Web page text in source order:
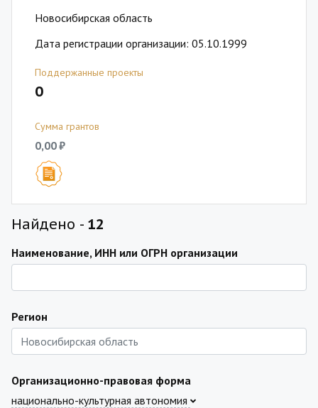
Новосибирская область
Дата регистрации организации: 05.10.1999
Поддержанные проекты
0
Сумма грантов
0,00 ₽
Найдено - 12
Наименование, ИНН или ОГРН организации
Регион
Организационно-правовая форма
национально-культурная автономия